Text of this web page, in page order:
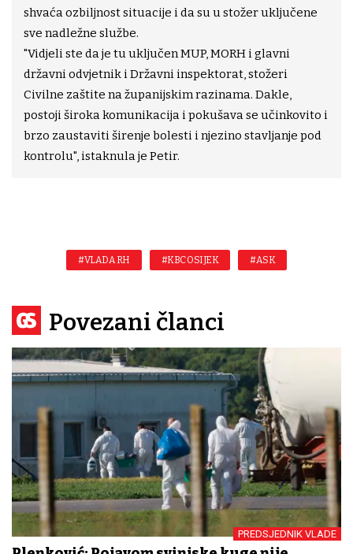
shvaća ozbiljnost situacije i da su u stožer uključene
sve nadležne službe.
"Vidjeli ste da je tu uključen MUP, MORH i glavni
državni odvjetnik i Državni inspektorat, stožeri
Civilne zaštite na županijskim razinama. Dakle,
postoji široka komunikacija i pokušava se učinkovito i
brzo zaustaviti širenje bolesti i njezino stavljanje pod
kontrolu", istaknula je Petir.
#VLADA RH #KBC OSIJEK #ASK
Povezani članci
PREDSJEDNIK VLADE